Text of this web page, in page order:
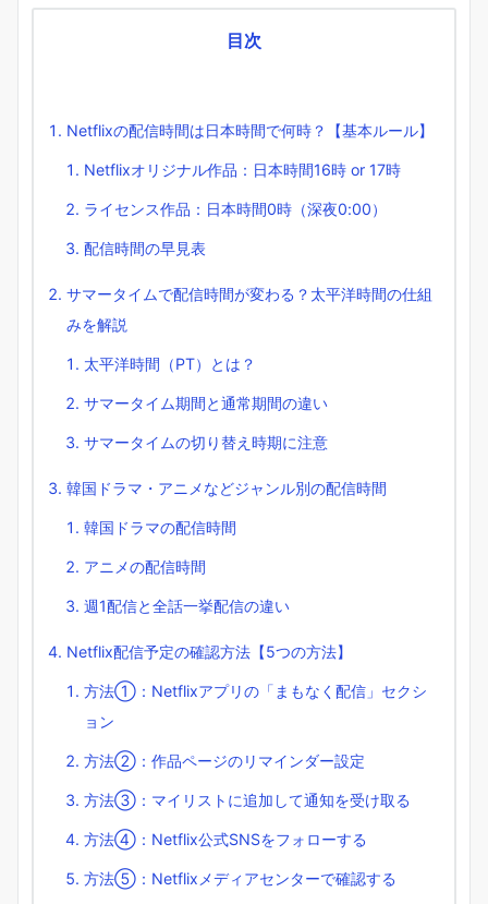
目次
Netflixの配信時間は日本時間で何時？【基本ルール】
Netflixオリジナル作品：日本時間16時 or 17時
ライセンス作品：日本時間0時（深夜0:00）
配信時間の早見表
サマータイムで配信時間が変わる？太平洋時間の仕組
みを解説
太平洋時間（PT）とは？
サマータイム期間と通常期間の違い
サマータイムの切り替え時期に注意
韓国ドラマ・アニメなどジャンル別の配信時間
韓国ドラマの配信時間
アニメの配信時間
週1配信と全話一挙配信の違い
Netflix配信予定の確認方法【5つの方法】
方法①：Netflixアプリの「まもなく配信」セクシ
ョン
方法②：作品ページのリマインダー設定
方法③：マイリストに追加して通知を受け取る
方法④：Netflix公式SNSをフォローする
方法⑤：Netflixメディアセンターで確認する